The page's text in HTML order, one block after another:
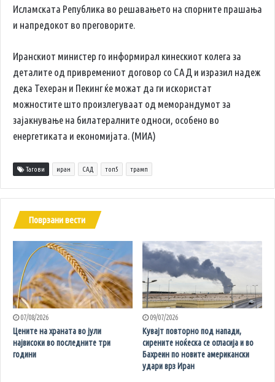
Исламската Република во решавањето на спорните прашања
и напредокот во преговорите.
Иранскиот министер го информирал кинескиот колега за
деталите од привремениот договор со САД и изразил надеж
дека Техеран и Пекинг ќе можат да ги искористат
можностите што произлегуваат од меморандумот за
зајакнување на билатералните односи, особено во
енергетиката и економијата. (МИА)
Тагови иран САД топ5 трамп
Поврзани вести
07/08/2026
Цените на храната во јули
највисоки во последните три
години
09/07/2026
Кувајт повторно под напади,
сирените ноќеска се огласија и во
Бахреин по новите американски
удари врз Иран